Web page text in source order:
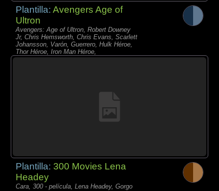
Plantilla:Avengers Age of
Ultron
Avengers: Age of Ultron, Robert Downey
Jr, Chris Hemsworth, Chris Evans, Scarlett
Johansson, Varón, Guerrero, Hulk Héroe,
Thor Héroe, Iron Man Héroe,
Plantilla: 300 Movies Lena
Headey
Cara, 300 - película, Lena Headey, Gorgo